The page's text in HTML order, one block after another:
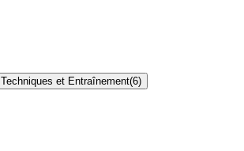
Techniques et Entraînement(6)